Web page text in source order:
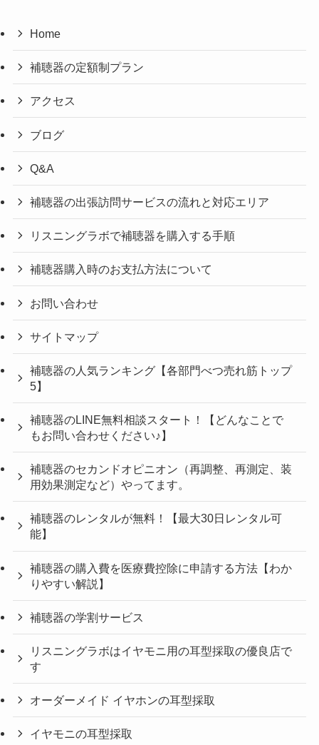
Home
補聴器の定額制プラン
アクセス
ブログ
Q&A
補聴器の出張訪問サービスの流れと対応エリア
リスニングラボで補聴器を購入する手順
補聴器購入時のお支払方法について
お問い合わせ
サイトマップ
補聴器の人気ランキング【各部門べつ売れ筋トップ
5】
補聴器のLINE無料相談スタート！【どんなことで
もお問い合わせください♪】
補聴器のセカンドオピニオン（再調整、再測定、装
用効果測定など）やってます。
補聴器のレンタルが無料！【最大30日レンタル可
能】
補聴器の購入費を医療費控除に申請する方法【わか
りやすい解説】
補聴器の学割サービス
リスニングラボはイヤモニ用の耳型採取の優良店で
す
オーダーメイド イヤホンの耳型採取
イヤモニの耳型採取